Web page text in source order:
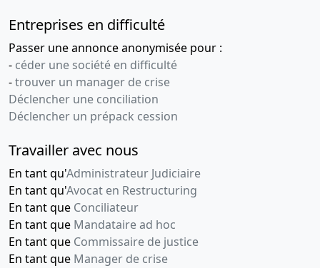
Entreprises en difficulté
Passer une annonce anonymisée pour :
- céder une société en difficulté
-trouver un manager de crise
Déclencher une conciliation
Déclencher un prépack cession
Travailler avec nous
En tant qu'Administrateur Judiciaire
En tant qu'Avocat en Restructuring
En tant que Conciliateur
En tant que Mandataire ad hoc
En tant que Commissaire de justice
En tant que Manager de crise